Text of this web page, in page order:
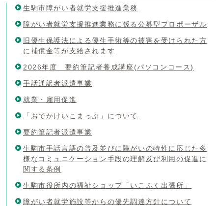
生駒市障がい者就労支援推進業務
障がい者就労支援推進業務に係る公募型プロポーザル
旧優生保護法による優生手術等の被害を受けられた方
に補償金等が支給されます
2026年度 要約筆記者養成講座(パソコンコース)
手話通訳者派遣事業
就業・雇用促進
「おでかけいこまっぷ」について
要約筆記者派遣事業
生駒市手話言語の普及並びに障がいの特性に応じた多
様なコミュニケーション手段の理解及び利用の促進に
関する条例
生駒市役所内の福祉ショップ「いこふく出張所」
障がい者就労施設等からの優先調達方針について